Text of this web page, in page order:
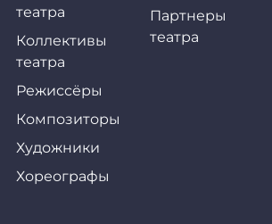
театра
Коллективы
театра
Режиссёры
Композиторы
Художники
Хореографы
Партнеры
театра